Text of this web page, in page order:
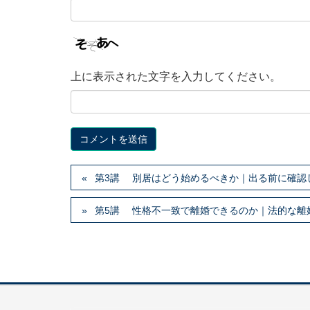
上に表示された文字を入力してください。
第3講 別居はどう始めるべきか｜出る前に確認
第5講 性格不一致で離婚できるのか｜法的な離